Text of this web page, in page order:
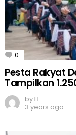
0 Comments
Pesta Rakyat
Tampilkan
byH
3 years ago